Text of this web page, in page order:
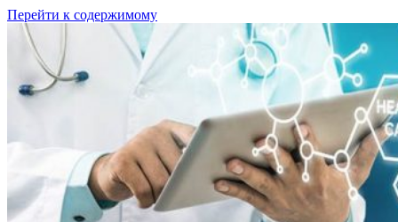
Перейти к содержимому